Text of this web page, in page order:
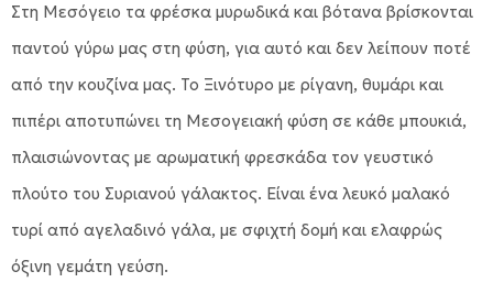
Στη Μεσόγειο τα φρέσκα μυρωδικά και βότανα βρίσκονται
παντού γύρω μας στη φύση, για αυτό και δεν λείπουν ποτέ
από την κουζίνα μας. Το Ξινότυρο με ρίγανη, θυμάρι και
πιπέρι αποτυπώνει τη Μεσογειακή φύση σε κάθε μπουκιά,
πλαισιώνοντας με αρωματική φρεσκάδα τον γευστικό
πλούτο του Συριανού γάλακτος. Είναι ένα λευκό μαλακό
τυρί από αγελαδινό γάλα, με σφιχτή δομή και ελαφρώς
όξινη γεμάτη γεύση.